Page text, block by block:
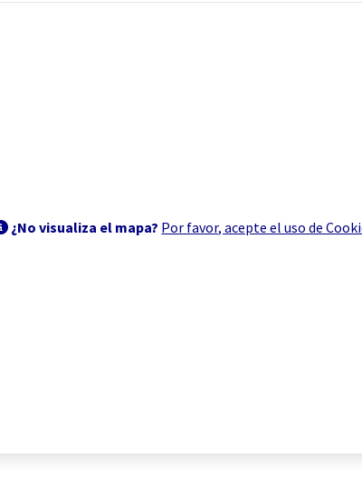
¿No visualiza el mapa? Por favor, acepte el uso de